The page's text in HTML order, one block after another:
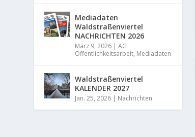
Mediadaten
Waldstraßenviertel
NACHRICHTEN 2026
März 9, 2026 |AG
Öffentlichkeitsarbeit, Mediadaten
Waldstraßenviertel
KALENDER 2027
Jan. 25, 2026 | Nachrichten